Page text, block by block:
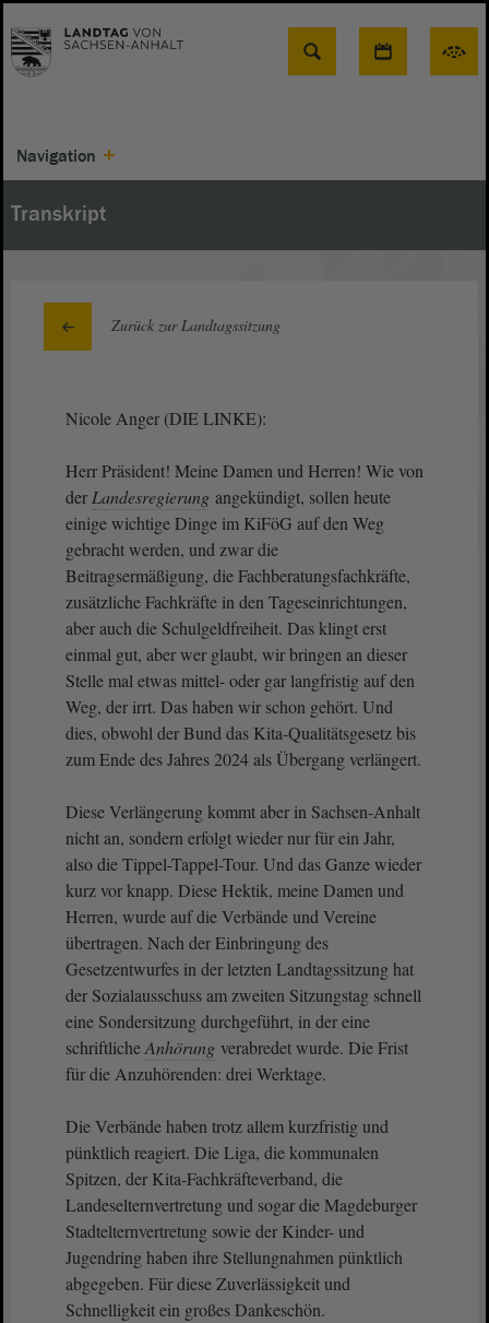
Suche
Navigation
Transkript
Zurück zur Landtagssitzung
Nicole Anger (DIE LINKE):
Herr Präsident! Meine Damen und Herren! Wie von
der Landesregierung angekündigt, sollen heute
einige wichtige Dinge im KiFöG auf den Weg
gebracht werden, und zwar die
Beitragsermäßigung, die Fachberatungsfachkräfte,
zusätzliche Fachkräfte in den Tageseinrichtungen,
aber auch die Schulgeldfreiheit. Das klingt erst
einmal gut, aber wer glaubt, wir bringen an dieser
Stelle mal etwas mittel- oder gar langfristig auf den
Weg, der irrt. Das haben wir schon gehört. Und
dies, obwohl der Bund das Kita-Qualitätsgesetz bis
zum Ende des Jahres 2024 als Übergang verlängert.
Diese Verlängerung kommt aber in Sachsen-Anhalt
nicht an, sondern erfolgt wieder nur für ein Jahr,
also die Tippel-Tappel-Tour. Und das Ganze wieder
kurz vor knapp. Diese Hektik, meine Damen und
Herren, wurde auf die Verbände und Vereine
übertragen. Nach der Einbringung des
Gesetzentwurfes in der letzten Landtagssitzung hat
der Sozialausschuss am zweiten Sitzungstag schnell
eine Sondersitzung durchgeführt, in der eine
schriftlicheAnhörung verabredet wurde. Die Frist
für die Anzuhörenden: drei Werktage.
Die Verbände haben trotz allem kurzfristig und
pünktlich reagiert. Die Liga, die kommunalen
Spitzen, der Kita-Fachkräfteverband, die
Landeselternvertretung und sogar die Magdeburger
Stadtelternvertretung sowie der Kinder- und
Jugendring haben ihre Stellungnahmen pünktlich
abgegeben. Für diese Zuverlässigkeit und
Schnelligkeit ein großes Dankeschön.